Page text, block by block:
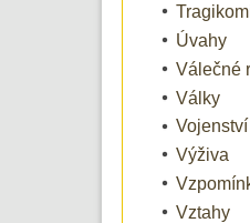
Úvahy
Válečné
Války
Vojenství
Výživa
Vztahy